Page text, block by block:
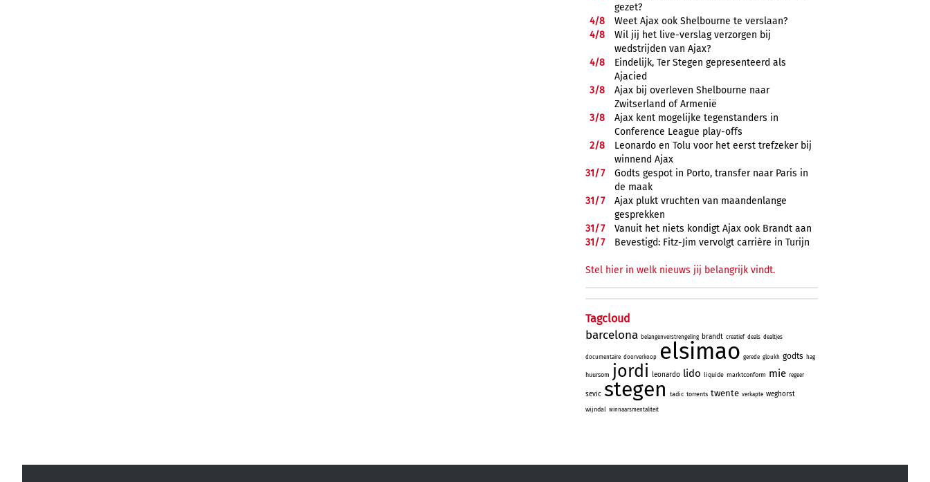
gezet?
4/8
Weet Ajax ook Shelbourne te verslaan?
4/8
Wil jij het live-verslag verzorgen bij
wedstrijden van Ajax?
4/8
Eindelijk, Ter Stegen gepresenteerd als
Ajacied
3/8
Ajax bij overleven Shelbourne naar
Zwitserland of Armenië
3/8
Ajax kent mogelijke tegenstanders in
Conference League play-offs
2/8
Leonardo en Tolu voor het eerst trefzeker bij
winnend Ajax
31/7
Godts gespot in Porto, transfer naar Paris in
de maak
31/7
Ajax plukt vruchten van maandenlange
gesprekken
31/7
Vanuit het niets kondigt Ajax ook Brandt aan
31/7 Bevestigd: Fitz-Jim vervolgt carrière in Turijn
Stel hier in welk nieuws jij belangrijk vindt.
Tagcloud
barcelona belangenverstrengeling brandt creatief deals dealtjes
documentaire doorverkoop elsimao gerede gloukh godts hag
huursom jordi leonardo lido liquide marktconform mie regeer
sevic stegen tadic torrents twente verkapte weghorst
wijndal winnaarsmentaliteit